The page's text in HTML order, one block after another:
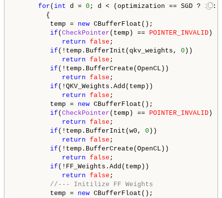
for ( int d = 0 ; d < (optimization == SGD ? 1 :
{
temp = new CBufferFloat();
if ( CheckPointer (temp) == POINTER_INVALID )
return false ;
if (!temp.BufferInit(qkv_weights, 0 ))
return false ;
if (!temp.BufferCreate(OpenCL))
return false ;
if (!QKV_Weights.Add(temp))
return false ;
temp = new CBufferFloat();
if ( CheckPointer (temp) == POINTER_INVALID )
return false ;
if (!temp.BufferInit(w0, 0 ))
return false ;
if (!temp.BufferCreate(OpenCL))
return false ;
if (!FF_Weights.Add(temp))
return false ;
//--- Initilize FF Weights
temp = new CBufferFloat();